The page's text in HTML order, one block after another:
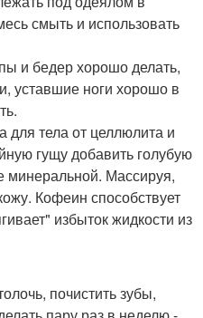
смыть и использовать
и бедер хорошо делать,
уставшие ноги хорошо в
тела от целлюлита и
гущу добавить голубую
минеральной. Массируя,
Кофеин способствует
избыток жидкости из
почистить зубы,